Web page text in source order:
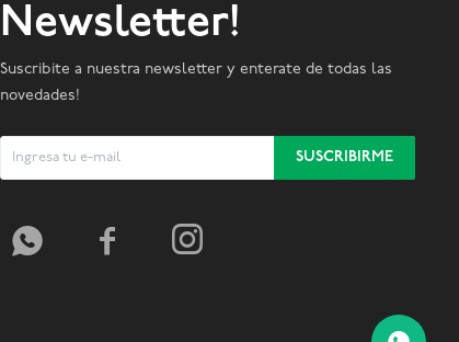
Newsletter!
Suscribite a nuestra newsletter y enterate de todas las
novedades!
SUSCRIBIRME
  